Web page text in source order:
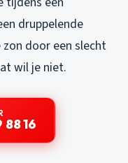
druppelende
door een slecht
wil je niet.
88 16